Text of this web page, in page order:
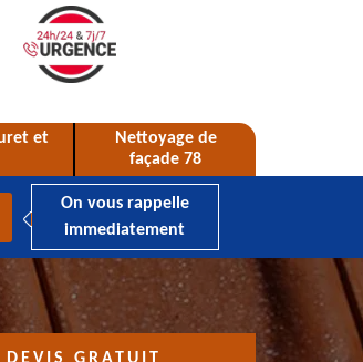
et
Nettoyage de
façade 78
On vous rappelle
immediatement